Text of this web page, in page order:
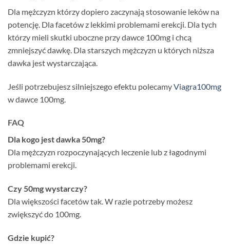
Dla mężczyzn którzy dopiero zaczynają stosowanie leków na
potencję. Dla facetów z lekkimi problemami erekcji. Dla tych
którzy mieli skutki uboczne przy dawce 100mg i chcą
zmniejszyć dawkę. Dla starszych mężczyzn u których niższa
dawka jest wystarczająca.
Jeśli potrzebujesz silniejszego efektu polecamyViagra100mg
w dawce 100mg.
FAQ
Dla kogo jest dawka 50mg?
Dla mężczyzn rozpoczynających leczenie lub z łagodnymi
problemami erekcji.
Czy 50mg wystarczy?
Dla większości facetów tak. W razie potrzeby możesz
zwiększyć do 100mg.
Gdzie kupić?